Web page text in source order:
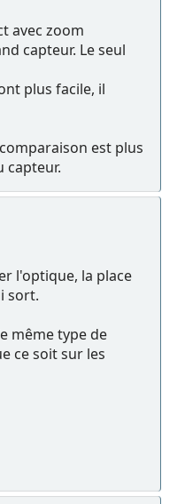
avec zoom
capteur. Le seul
plus facile, il
est plus
capteur.
l'optique, la place
sort.
même type de
ce soit sur les